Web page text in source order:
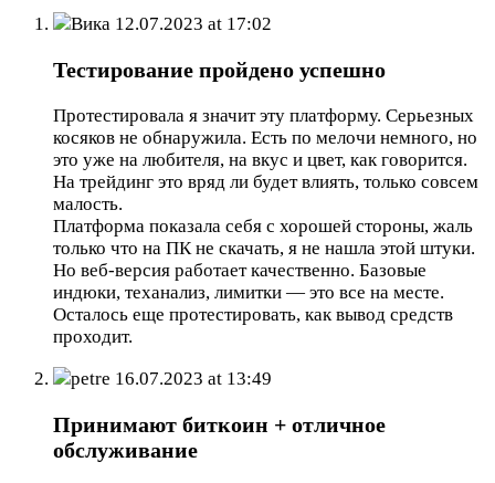
Вика 12.07.2023 at 17:02
Тестирование пройдено успешно
Протестировала я значит эту платформу. Серьезных
косяков не обнаружила. Есть по мелочи немного, но
это уже на любителя, на вкус и цвет, как говорится.
На трейдинг это вряд ли будет влиять, только совсем
малость.
Платформа показала себя с хорошей стороны, жаль
только что на ПК не скачать, я не нашла этой штуки.
Но веб-версия работает качественно. Базовые
индюки, теханализ, лимитки — это все на месте.
Осталось еще протестировать, как вывод средств
проходит.
petre 16.07.2023 at 13:49
Принимают биткоин + отличное
обслуживание